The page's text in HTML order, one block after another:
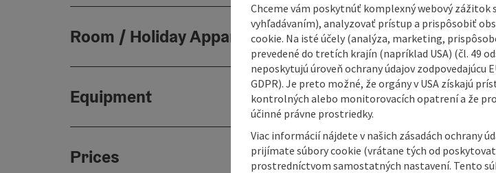
Room / Holiday Appartement
Equipment
Prices
Chceme vám poskytnúť komplexný webový zážitok
vyhľadávaním), analyzovať prístup a prispôsobiť
cookie. Na isté účely (analýza, marketing,
prevedené do tretích krajín (napríklad USA) (čl. 49
neposkytujú úroveň ochrany údajov zodpovedajúcu
GDPR). Je preto možné, že orgány v USA získajú
kontrolných alebo monitorovacích opatrení a že
účinné právne prostriedky.
Viac informácií nájdete v našich zásadách ochrany
prijímate súbory cookie (vrátane tých od
prostredníctvom samostatných nastavení. Tento